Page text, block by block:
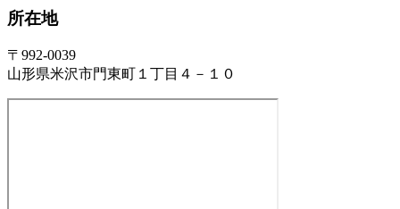
所在地
〒992-0039
山形県米沢市門東町１丁目４－１０